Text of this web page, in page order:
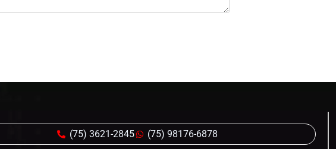
(75) 3621-2845 (75) 98176-6878